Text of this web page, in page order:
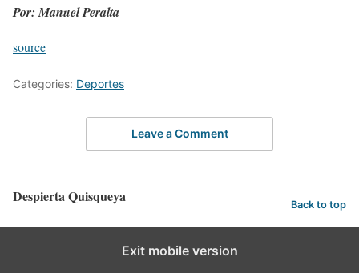
Por: Manuel Peralta
source
Categories: Deportes
Leave a Comment
Despierta Quisqueya Back to top
Exit mobile version